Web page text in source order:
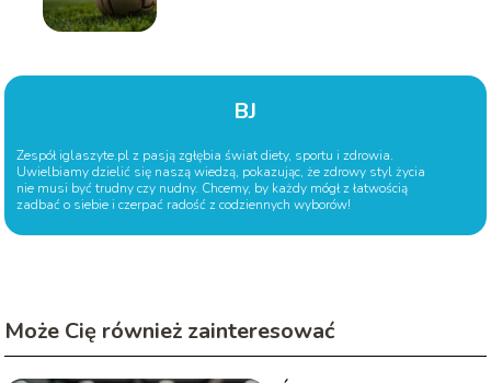
BJ
Zespół iglaszyte.pl z pasją zgłębia świat diety, sportu i zdrowia.
Uwielbiamy dzielić się naszą wiedzą, pokazując, że zdrowy styl życia
nie musi być trudny czy nudny. Chcemy, by każdy mógł z łatwością
zadbać o siebie i czerpać radość z codziennych wyborów!
Może Cię również zainteresować